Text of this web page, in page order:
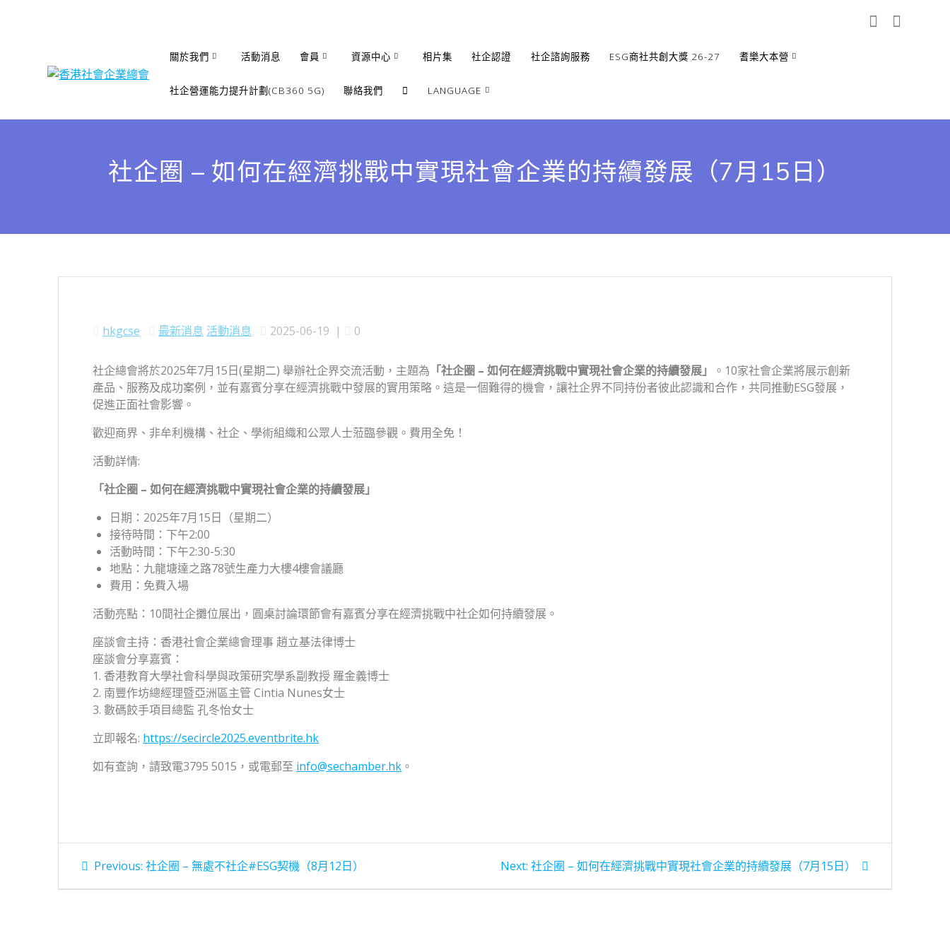
關於我們 活動消息 會員 資源中心 相片集 社企認證 社企諮詢服務 ESG商社共創大獎 26-27 耆樂大本營
社企營運能力提升計劃(CB360 5G) 聯絡我們 LANGUAGE
繁體
English
社企圈 – 如何在經濟挑戰中實現社會企業的持續發展（7月15日）
hkgcse 最新消息 活動消息 2025-06-19 | 0
社企總會將於2025年7月15日(星期二) 舉辦社企界交流活動，主題為 「社企圈 – 如何在經濟挑戰中實現社會企業的持續發展」
。10家社會企業將展示創新
產品、服務及成功案例，並有嘉賓分享在經濟挑戰中發展的實用策略。這是一個難得的機會，讓社企界不同持份者彼此認識和合作，共同推動ESG發展，
促進正面社會影響。
歡迎商界、非牟利機構、社企、學術組織和公眾人士蒞臨參觀。費用全免！
活動詳情:
「社企圈 –如何在經濟挑戰中實現社會企業的持續發展」
日期：2025年7月15日（星期二）
接待時間：下午2:00
活動時間：下午2:30-5:30
地點：九龍塘達之路78號生產力大樓4樓會議廳
費用：免費入場
活動亮點：10間社企攤位展出，圓桌討論環節會有嘉賓分享在經濟挑戰中社企如何持續發展。
座談會主持：香港社會企業總會理事 趙立基法律博士
座談會分享嘉賓：
1. 香港教育大學社會科學與政策研究學系副教授 羅金義博士
2. 南豐作坊總經理暨亞洲區主管 Cintia Nunes女士
3. 數碼餃手項目總監 孔冬怡女士
立即報名: https://secircle2025.eventbrite.hk
如有查詢，請致電3795 5015，或電郵至 info@sechamber.hk 。
文
章
Previous: Previous
社企圈 – 無處不社企#ESG契機（8月12日） Next: Next
社企圈 – 如何在經濟挑戰中實現社會企業的持續發展（7月15日）